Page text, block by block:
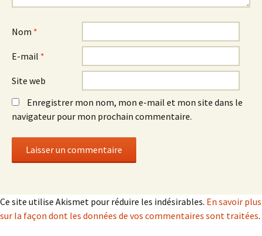
Nom *
E-mail *
Site web
Enregistrer mon nom, mon e-mail et mon site dans le
navigateur pour mon prochain commentaire.
Ce site utilise Akismet pour réduire les indésirables. En savoir plus
sur la façon dont les données de vos commentaires sont traitées.